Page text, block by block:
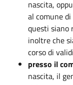
nascita,
al comune
questi siano
inoltre che
corso di
presso il
nascita, il